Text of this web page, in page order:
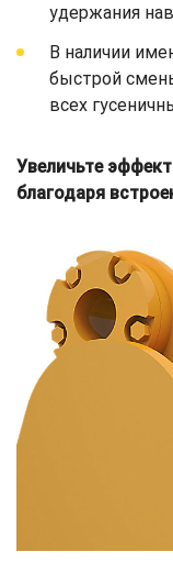
удержания
В наличии
быстрой
всех
Увеличьте
благодаря